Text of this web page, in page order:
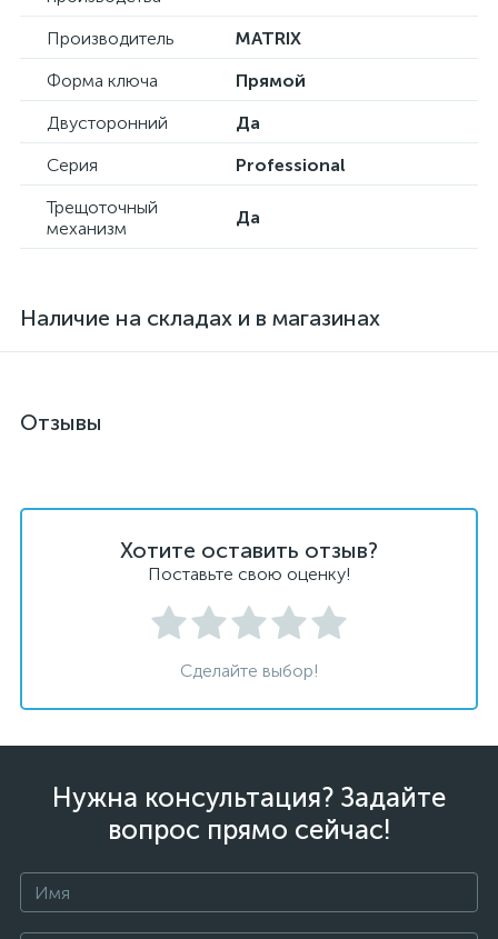
Производитель
MATRIX
Форма ключа
Прямой
Двусторонний
Да
Серия
Professional
Трещоточный
механизм
Да
Наличие на складах и в магазинах
Отзывы
Хотите оставить отзыв?
Поставьте свою оценку!
Сделайте выбор!
Нужна консультация? Задайте
вопрос прямо сейчас!